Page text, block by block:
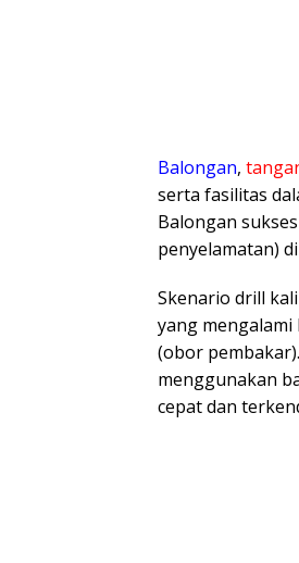
Balongan,
serta fasilitas
Balongan
penyelamatan)
Skenario drill
yang
(obor
menggunakan
cepat dan